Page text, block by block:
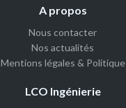
A propos
Nous contacter
Nos actualités
Mentions légales & Politique
LCO Ingénierie